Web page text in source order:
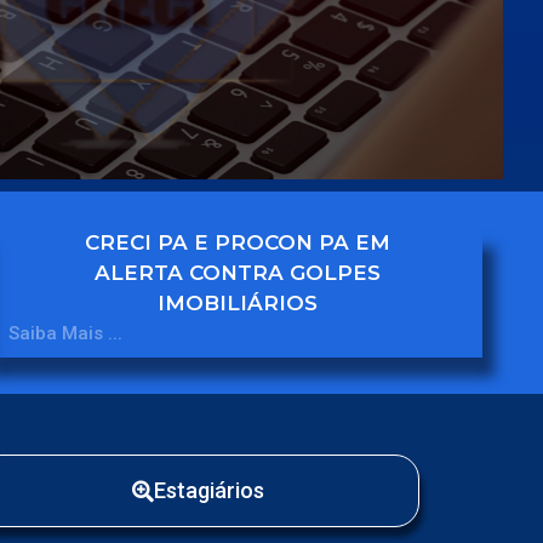
CRECI PA E PROCON PA EM
ALERTA CONTRA GOLPES
IMOBILIÁRIOS
Saiba Mais ...
Estagiários